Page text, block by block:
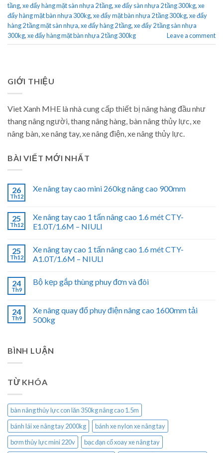
tầng,xe đẩy hàng mặt sàn nhựa 2 tầng,xe đẩy sàn nhựa 2 tầng 300kg,xe
đẩy hàng mặt bàn nhựa 300kg,xe đẩy mặt bàn nhựa 2 tầng 300kg,xe đẩy
hàng 2 tầng mặt sàn nhựa,xe đẩy hàng 2 tầng,xe đẩy 2 tầng sàn nhựa
300kg,xe đẩy hàng mặt bàn nhựa 2 tầng 300kg Leave a comment
GIỚI THIỆU
Viet Xanh MHE là nhà cung cấp thiết bị nâng hàng đầu như
thang nâng người, thang nâng hàng, bàn nâng thủy lực, xe
nâng bàn, xe nâng tay, xe nâng điện, xe nâng thủy lực.
BÀI VIẾT MỚI NHẤT
26
Th12
Xe nâng tay cao mini 260kg nâng cao 900mm
25
Th12
Xe nâng tay cao 1 tấn nâng cao 1.6 mét CTY-
E1.0T/1.6M – NIULI
25
Th12
Xe nâng tay cao 1 tấn nâng cao 1.6 mét CTY-
A1.0T/1.6M – NIULI
24
Th9
Bộ kẹp gắp thùng phuy đơn và đôi
24
Th9
Xe nâng quay đổ phuy điện nâng cao 1600mm tải
500kg
BÌNH LUẬN
TỪ KHÓA
bàn nâng thủy lực con lăn 350kg nâng cao 1.5m
bánh lái xe nâng tay 2000kg
bánh xe nylon xe nâng tay
bơm thủy lực mini 220v
bạc đạn cổ xoay xe nâng tay